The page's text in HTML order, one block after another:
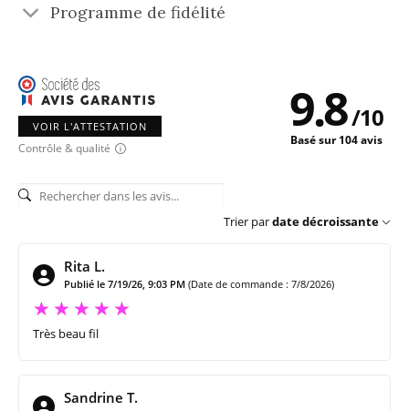
Programme de fidélité
VOIR L'ATTESTATION
Contrôle & qualité
9.8/10
Basé sur 104 avis
Trier pardate décroissante
Rita L.
Publié le 7/19/26, 9:03 PM (Date de commande : 7/8/2026)
Très beau fil
Sandrine T.